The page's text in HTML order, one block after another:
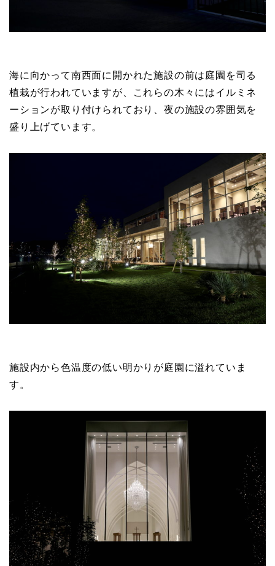
海に向かって南西面に開かれた施設の前は庭園を司る
植栽が行われていますが、これらの木々にはイルミネ
ーションが取り付けられており、夜の施設の雰囲気を
盛り上げています。
施設内から色温度の低い明かりが庭園に溢れていま
す。